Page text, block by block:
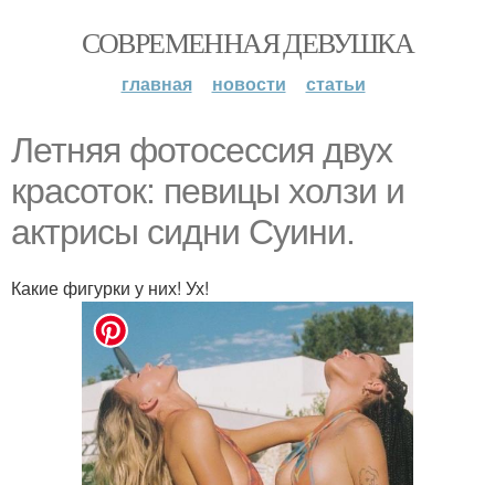
СОВРЕМЕННАЯ ДЕВУШКА
главная новости статьи
Летняя фотосессия двух
красоток: певицы холзи и
актрисы сидни Суини.
Какие фигурки у них! Ух!